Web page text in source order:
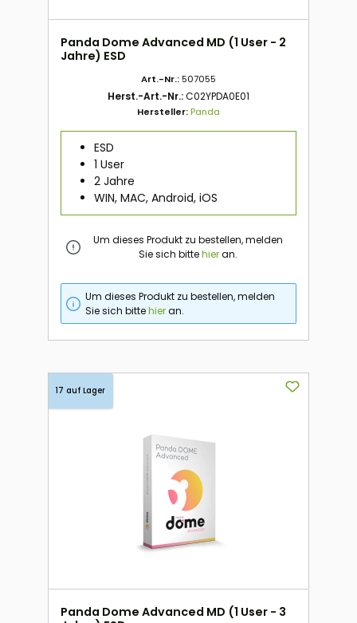
Panda Dome Advanced MD (1 User - 2
Jahre) ESD
Art.-Nr.:507055
Herst.-Art.-Nr.:C02YPDA0E01
Hersteller:Panda
ESD
1 User
2 Jahre
WIN, MAC, Android, iOS
Um dieses Produkt zu bestellen, melden
Sie sich bittehieran.
Um dieses Produkt zu bestellen, melden
Sie sich bittehieran.
17 auf Lager
Panda Dome Advanced MD (1 User - 3